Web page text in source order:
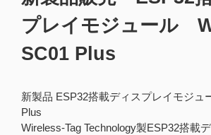
プレイモジュール
SC01 Plus
新製品 ESP32搭載ディスプレイモジュ
Plus
Wireless-Tag Technology製ESP32搭載